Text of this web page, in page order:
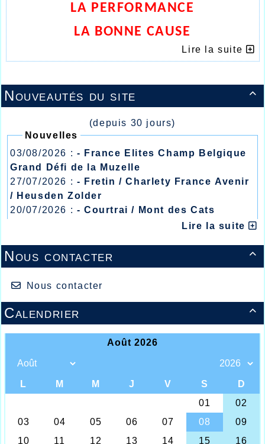

Nouveautés du site
(depuis 30 jours)
Nouvelles
03/08/2026 : - France Elites Champ Belgique
Grand Défi de la Muzelle
27/07/2026 : - Fretin / Charlety France Avenir
/ Heusden Zolder
20/07/2026 : - Courtrai / Mont des Cats
- Lyon / Meeting Abeilles /Lire la suite

Nous contacter
Nous contacter

Calendrier
LA PERFORMANCE
LA BONNE CAUSE
LA CONVIVIALITE
Les podiums du week-end (Secours Populaire)
Pour ce week-end très froid, les athlètes de l’AHVL
sur la côte au semi-marathon du carnaval à
Dunkerque, d’autres pour la bonne cause à la course
des « Copains du Monde » au bénéfice du Secours
Populaire au Pré du Hem à Armentières, et pour les
C’est pour tenter de réaliser une performance au
Lire la suite